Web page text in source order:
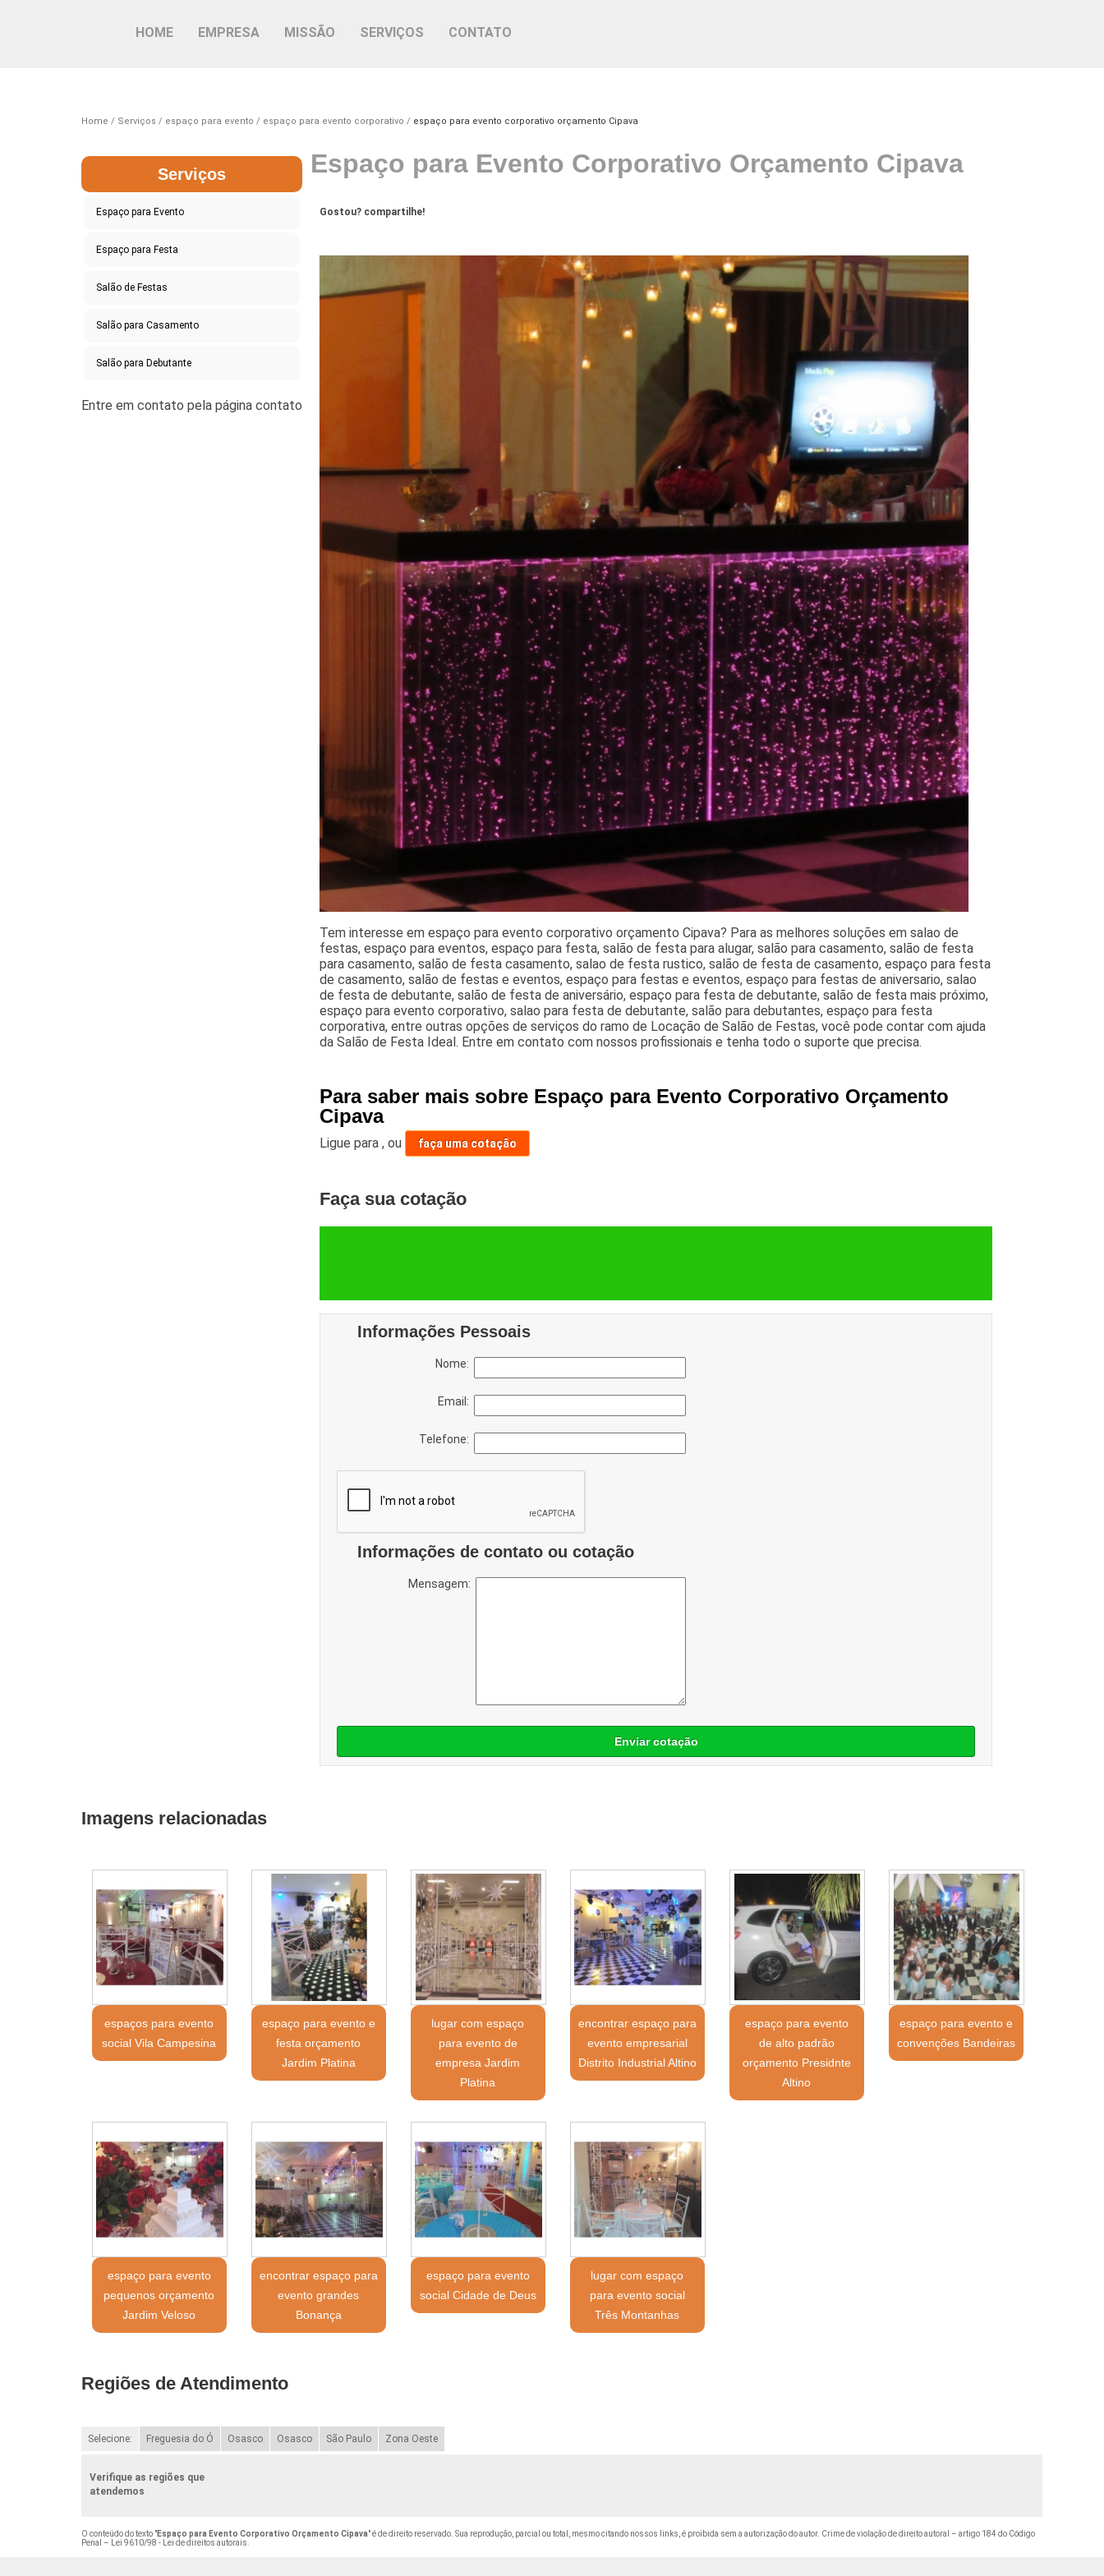
HOME EMPRESA MISSÃO SERVIÇOS CONTATO
Home Serviços espaço para evento espaço para evento corporativo espaço para evento corporativo orçamento Cipava
Serviços
Espaço para Evento
Espaço para Festa
Salão de Festas
Salão para Casamento
Salão para Debutante
Espaço para Evento Corporativo Orçamento Cipava
Gostou? compartilhe!
Tem interesse em espaço para evento corporativo orçamento Cipava? Para as melhores soluções em salao de
festas, espaço para eventos, espaço para festa, salão de festa para alugar, salão para casamento, salão de festa
para casamento, salão de festa casamento, salao de festa rustico, salão de festa de casamento, espaço para festa
de casamento, salão de festas e eventos, espaço para festas e eventos, espaço para festas de aniversario, salao
de festa de debutante, salão de festa de aniversário, espaço para festa de debutante, salão de festa mais próximo,
espaço para evento corporativo, salao para festa de debutante, salão para debutantes, espaço para festa
corporativa, entre outras opções de serviços do ramo de Locação de Salão de Festas, você pode contar com ajuda
da Salão de Festa Ideal. Entre em contato com nossos profissionais e tenha todo o suporte que precisa.
Para saber mais sobre Espaço para Evento Corporativo Orçamento
Cipava
Ligue para,ou faça uma cotação
Faça sua cotação
Informações Pessoais
Nome:
Email:
Telefone:
Informações de contato ou cotação
Mensagem:
Enviar cotação
Imagens relacionadas
espaços para evento
social Vila Campesina
espaço para evento e
festa orçamento
Jardim Platina
lugar com espaço
para evento de
empresa Jardim
Platina
encontrar espaço para
evento empresarial
Distrito Industrial Altino
espaço para evento
de alto padrão
orçamento Presidnte
Altino
espaço para evento e
convenções Bandeiras
espaço para evento
pequenos orçamento
Jardim Veloso
encontrar espaço para
evento grandes
Bonança
espaço para evento
social Cidade de Deus
lugar com espaço
para evento social
Três Montanhas
Regiões de Atendimento
Selecione: Freguesia do Ó Osasco Osasco São Paulo Zona Oeste
Verifique as regiões que
atendemos
O conteúdo do texto "Espaço para Evento Corporativo Orçamento Cipava" é de direito reservado. Sua reprodução, parcial ou total, mesmo citando nossos links, é proibida sem a autorização do autor. Crime de violação de direito autoral – artigo 184 do Código
Penal –
Lei 9610/98 - Lei de direitos autorais